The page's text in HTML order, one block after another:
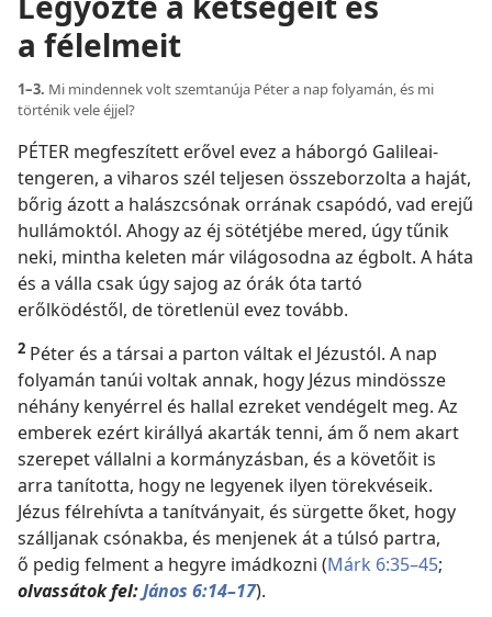
a félelmeit
1–3. Mi mindennek volt szemtanúja Péter a nap folyamán, és mi
történik vele éjjel?
PÉTER megfeszített erővel evez a háborgó Galileai-
tengeren, a viharos szél teljesen összeborzolta a haját,
bőrig ázott a halászcsónak orrának csapódó, vad erejű
hullámoktól. Ahogy az éj sötétjébe mered, úgy tűnik
neki, mintha keleten már világosodna az égbolt. A háta
és a válla csak úgy sajog az órák óta tartó
erőlködéstől, de töretlenül evez tovább.
2 Péter és a társai a parton váltak el Jézustól. A nap
folyamán tanúi voltak annak, hogy Jézus mindössze
néhány kenyérrel és hallal ezreket vendégelt meg. Az
emberek ezért királlyá akarták tenni, ám ő nem akart
szerepet vállalni a kormányzásban, és a követőit is
arra tanította, hogy ne legyenek ilyen törekvéseik.
Jézus félrehívta a tanítványait, és sürgette őket, hogy
szálljanak csónakba, és menjenek át a túlsó partra,
ő pedig felment a hegyre imádkozni (Márk 6:35–45;
olvassátok fel:János 6:14–17).